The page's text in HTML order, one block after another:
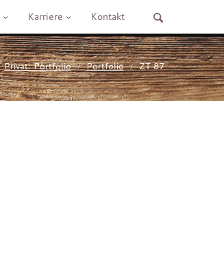
Kontakt
Karriere
Privat: Portfolio / Portfolio / ZT 87